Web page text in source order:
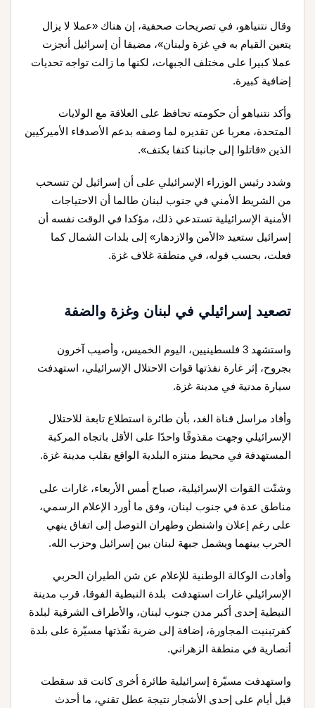
وقال نتنياهو، في تصريحات صحفية، إن هناك «عملا لا يزال
يتعين القيام به في غزة ولبنان»، مضيفا أن إسرائيل أنجزت
عملا كبيرا على مختلف الجبهات، لكنها ما زالت تواجه تحديات
إضافية كبيرة.
وأكد نتنياهو أن حكومته تحافظ على العلاقة مع الولايات
المتحدة، معربا عن تقديره لما وصفه بدعم الأصدقاء الأميركيين
الذين «قاتلوا إلى جانبنا كتفا بكتف».
وشدد رئيس الوزراء الإسرائيلي على أن إسرائيل لن تنسحب
من الشريط الأمني في جنوب لبنان طالما أن الاحتياجات
الأمنية الإسرائيلية تستدعي ذلك، مؤكدا في الوقت نفسه أن
إسرائيل ستعيد «الأمن والازدهار» إلى بلدات الشمال كما
فعلت، بحسب قوله، في منطقة غلاف غزة.
تصعيد إسرائيلي في لبنان وغزة والضفة
واستشهد 3 فلسطينيين، اليوم الخميس، وأصيب آخرون
بجروح، إثر غارة نفذتها قوات الاحتلال الإسرائيلي، استهدفت
سيارة مدنية في مدينة غزة.
وأفاد مراسل قناة الغد، بأن طائرة استطلاع تابعة للاحتلال
الإسرائيلي وجهت مقذوفًا واحدًا على الأقل باتجاه المركبة
المستهدفة في محيط منتزه البلدية الواقع بقلب مدينة غزة.
وشنّت القوات الإسرائيلية، صباح أمس الأربعاء، غارات على
مناطق عدة في جنوب لبنان، وفق ما أورد الإعلام الرسمي،
على رغم إعلان واشنطن وطهران التوصل إلى اتفاق ينهي
الحرب بينهما ويشمل جبهة لبنان بين إسرائيل وحزب الله.
وأفادت الوكالة الوطنية للإعلام عن شن الطيران الحربي
الإسرائيلي غارات استهدفت بلدة النبطية الفوقا، قرب مدينة
النبطية إحدى أكبر مدن جنوب لبنان، والأطراف الشرقية لبلدة
كفرتبنيت المجاورة، إضافة إلى ضربة نفّذتها مسيّرة على بلدة
أنصارية في منطقة الزهراني.
واستهدفت مسيّرة إسرائيلية طائرة أخرى كانت قد سقطت
قبل أيام على إحدى الأشجار نتيجة عطل تقني، ما أحدث